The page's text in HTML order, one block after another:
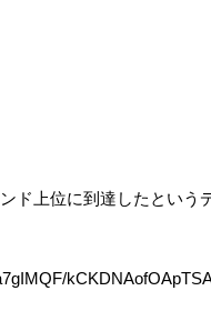
ド上位に到達したという